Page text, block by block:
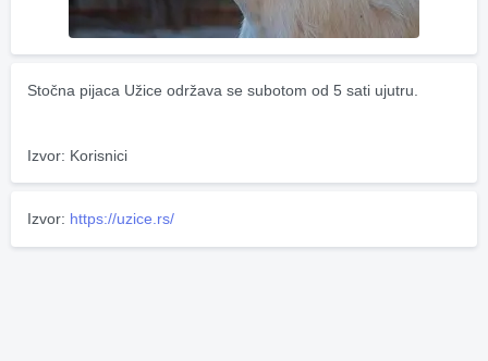
Stočna pijaca Užice održava se subotom od 5 sati ujutru.
Izvor: Korisnici
Izvor: https://uzice.rs/